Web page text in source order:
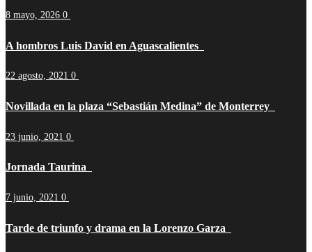
8 mayo, 2026 0
A hombros Luis David en Aguascalientes
22 agosto, 2021 0
Novillada en la plaza “Sebastián Medina” de Monterrey
23 junio, 2021 0
Jornada Taurina
7 junio, 2021 0
Tarde de triunfo y drama en la Lorenzo Garza